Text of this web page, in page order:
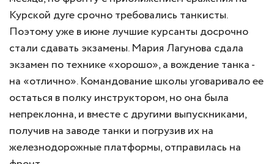
Курской дуге срочно требовались танкисты.
Поэтому уже в июне лучшие курсанты досрочно
стали сдавать экзамены. Мария Лагунова сдала
экзамен по технике «хорошо», а вождение танка -
на «отлично». Командование школы уговаривало ее
остаться в полку инструктором, но она была
непреклонна, и вместе с другими выпускниками,
получив на заводе танки и погрузив их на
железнодорожные платформы, отправилась на